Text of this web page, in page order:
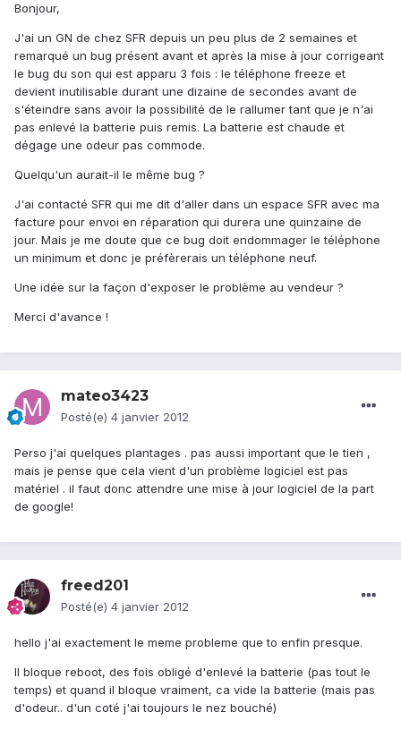
Bonjour,
J'ai un GN de chez SFR depuis un peu plus de 2 semaines et
remarqué un bug présent avant et après la mise à jour corrigeant
le bug du son qui est apparu 3 fois : le téléphone freeze et
devient inutilisable durant une dizaine de secondes avant de
s'éteindre sans avoir la possibilité de le rallumer tant que je n'ai
pas enlevé la batterie puis remis. La batterie est chaude et
dégage une odeur pas commode.
Quelqu'un aurait-il le même bug ?
J'ai contacté SFR qui me dit d'aller dans un espace SFR avec ma
facture pour envoi en réparation qui durera une quinzaine de
jour. Mais je me doute que ce bug doit endommager le téléphone
un minimum et donc je préfèrerais un téléphone neuf.
Une idée sur la façon d'exposer le problème au vendeur ?
Merci d'avance !
mateo3423
Posté(e) 4 janvier 2012
Perso j'ai quelques plantages . pas aussi important que le tien ,
mais je pense que cela vient d'un problème logiciel est pas
matériel . il faut donc attendre une mise à jour logiciel de la part
de google!
freed201
Posté(e) 4 janvier 2012
hello j'ai exactement le meme probleme que to enfin presque.
Il bloque reboot, des fois obligé d'enlevé la batterie (pas tout le
temps) et quand il bloque vraiment, ca vide la batterie (mais pas
d'odeur.. d'un coté j'ai toujours le nez bouché)